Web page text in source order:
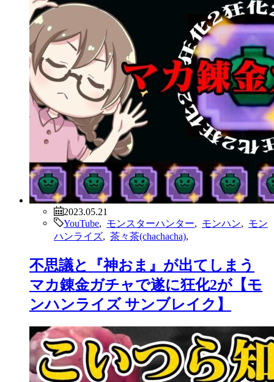
2023.05.21
YouTube
モンスターハンター モンハン
モン
ハンライズ
茶々茶(chachacha)
不思議と『神おま』が出てしまう
マカ錬金ガチャで遂に狂化2が【モ
ンハンライズ サンブレイク】